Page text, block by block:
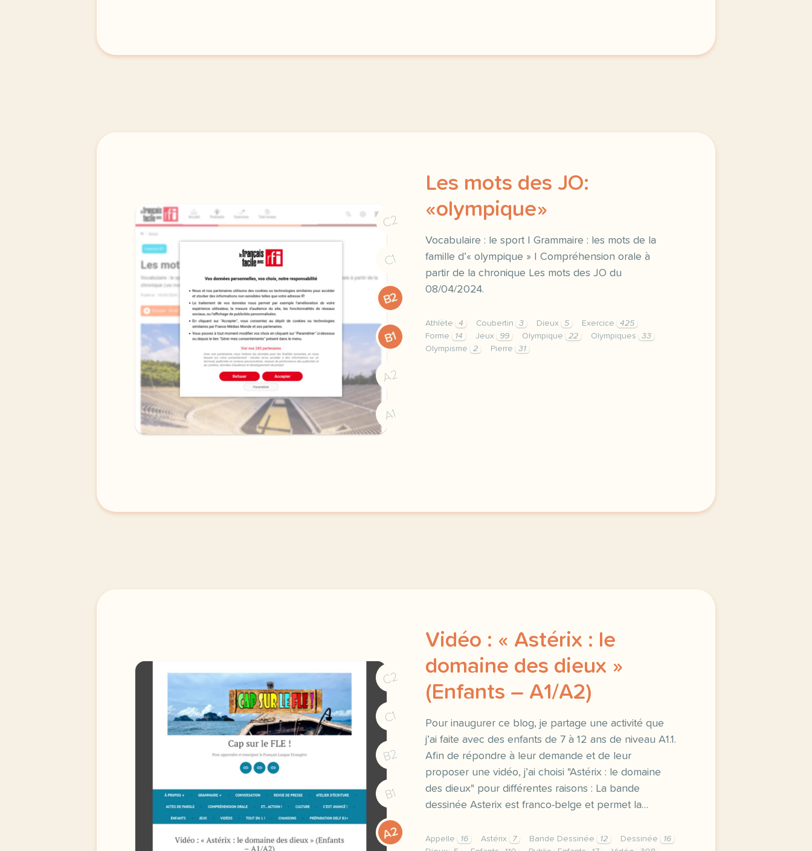
C2
C1
B2
B1
A2
A1
Les mots des JO:
«olympique»
Vocabulaire : le sport | Grammaire : les mots de la
famille d’« olympique » | Compréhension orale à
partir de la chronique Les mots des JO du
08/04/2024.
Athlète 4 Coubertin 3 Dieux 5 Exercice
425
Forme
14 Jeux 99 Olympique 22 Olympiques
33
Olympisme
2 Pierre 31
C2
C1
B2
B1
A2
Vidéo : « Astérix : le
domaine des dieux »
(Enfants – A1/A2)
Pour inaugurer ce blog, je partage une activité que
j’ai faite avec des enfants de 7 à 12 ans de niveau A1.1.
Afin de répondre à leur demande et de leur
proposer une vidéo, j’ai choisi "Astérix : le domaine
des dieux" pour différentes raisons : La bande
dessinée Asterix est franco-belge et permet la…
Appelle 16 Astérix 7 Bande Dessinée 12 Dessinée
16